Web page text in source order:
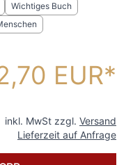
Wichtiges Buch
EUR
inkl. MwSt zzgl. Versand
Lieferzeit auf Anfrage